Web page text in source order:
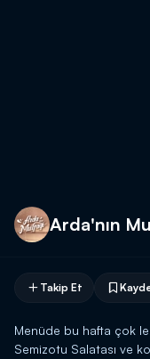
Arda'nın
Takip Et
Menüde bu hafta çok
Semizotu Salatası ve